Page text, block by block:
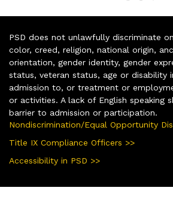
PSD does not unlawfully discriminate
color, creed, religion, national origin,
orientation, gender identity, gender
status, veteran status, age or disability
admission to, or treatment or
or activities. A lack of English speaking
barrier to admission or participation.
Nondiscrimination/Equal Opportunity
Title IX Compliance Officers >>
Accessibility in PSD >>